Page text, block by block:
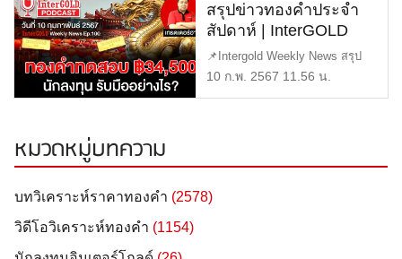
สรุปข่าวทองคำประจำ
สัปดาห์ | InterGOLD
WEEKLY NEWS
EP.100 | ราคาทองวันนี้ |
📌Intergold Weekly News สรุป
ข่าวทองคำ ประจำสัปดาห์ EP100
10 ก.พ. 2567 11.56 น.
หมวดหมู่บทความ
บทวิเคราะห์ราคาทองคำ (2578)
วิดีโอวิเคราะห์ทองคำ (1154)